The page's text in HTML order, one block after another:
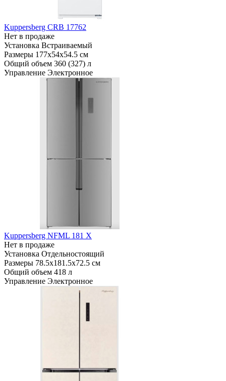
Kuppersberg CRB 17762
Нет в продаже
Установка Встраиваемый
Размеры 177х54х54.5 см
Общий объем 360 (327) л
Управление Электронное
Kuppersberg NFML 181 X
Нет в продаже
Установка Отдельностоящий
Размеры 78.5х181.5х72.5 см
Общий объем 418 л
Управление Электронное